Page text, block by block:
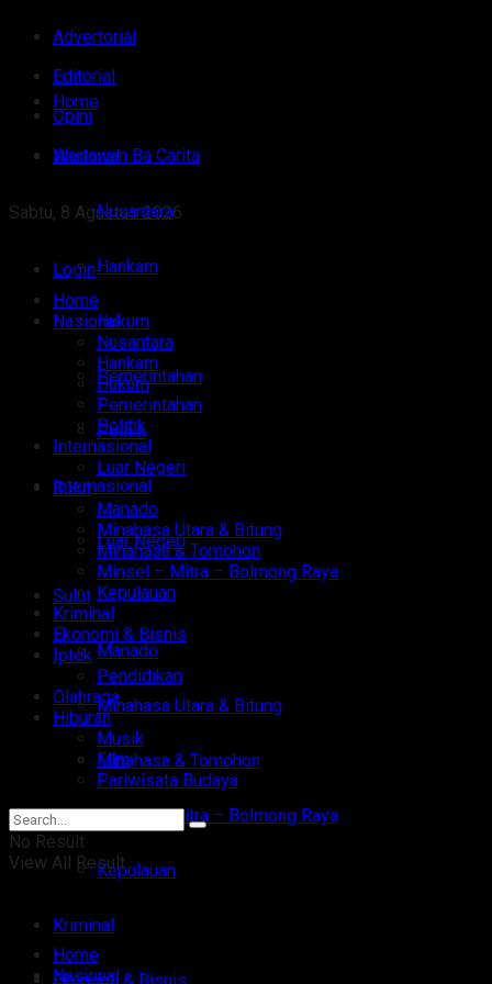
Advertorial
Editorial
Opini
Wartawan Ba Carita
Sabtu, 8 Agustus 2026
Login
Home
Nasional
Nusantara
Hankam
Hukum
Pemerintahan
Politik
Internasional
Luar Negeri
Sulut
Manado
Minahasa Utara & Bitung
Minahasa & Tomohon
Minsel – Mitra – Bolmong Raya
Kepulauan
Kriminal
Home
Nasional
Nusantara
Hankam
Hukum
Pemerintahan
Politik
Internasional
Luar Negeri
Sulut
Manado
Minahasa Utara & Bitung
Minahasa & Tomohon
Minsel – Mitra – Bolmong Raya
Kepulauan
Kriminal
Ekonomi & Bisnis
Iptek
Pendidikan
Olahraga
Hiburan
Musik
Film
Pariwisata Budaya
No Result
View All Result
Home
Nasional